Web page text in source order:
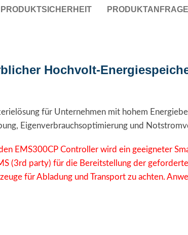
PRODUKTSICHERHEIT PRODUKTANFRAGE
Hochvolt-
für Unternehmen mit hohem
Eigenverbrauchsoptimierung und
EMS300CP Controller wird ein geeigneter
(3rd party) für die Bereitstellung der
für Abladung und Transport zu achten.